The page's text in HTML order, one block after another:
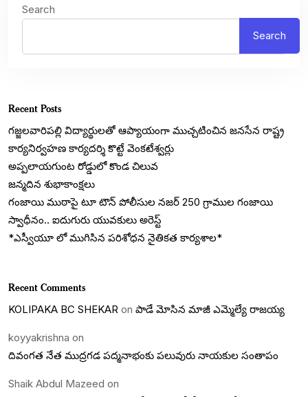
Search
Search
Recent Posts
గజ్జలవారిపల్లి విద్యార్థులతో ఆప్యాయంగా ముచ్చటించిన జనసేన రాష్ట్ర
కార్యనిర్వహణ కార్యదర్శి కొట్టే వెంకటేశ్వర్లు
అప్పలాయగుంట రోడ్డులో కొండ చిలువ
జన్మదిన శుభాకాంక్షలు
గంజాయి ముఠాపై టూ టౌన్ పోలీసుల నజర్ 250 గ్రాముల గంజాయి
స్వాధీనం.. ఐదుగురు యువకులు అరెస్ట్
*ఎస్వీయూ లో ముగిసిన పరిశోధన నైతికత కార్యశాల*
Recent Comments
KOLIPAKA BC SHEKAR on పాడే మోసిన మాజీ ఎమ్మెల్యే రాజయ్య
koyyakrishna on
దివంగత నేత ముద్రగడ పద్మనాభంకు పలువురు నాయకుల సంతాపం
Shaik Abdul Mazeed on